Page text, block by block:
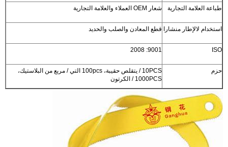
طباعة العلامة التجارية شعار OEM العملاء والعلامة التجارية
استخدام لالإطار منشارا قطع المعادن والصلب والحديد
ISO
9001: 2008
حزم
10PCS / يتقلص حقيبة، 100pcs التي / مربع من البلاستيك،
1000PCS / الكرتون